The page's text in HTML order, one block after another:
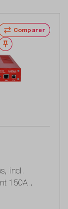
Comparer
Noter
incl.
150A